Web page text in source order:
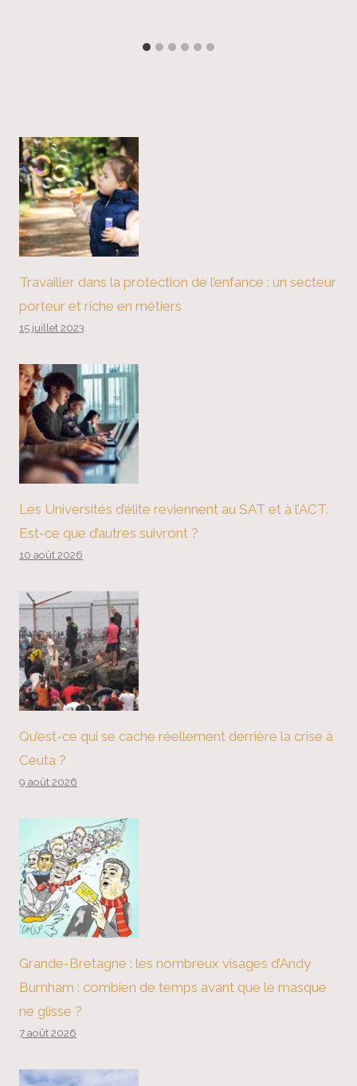
Travailler dans la protection de l’enfance : un secteur
porteur et riche en métiers
15 juillet 2023
Les Universités d’élite reviennent au SAT et à l’ACT.
Est-ce que d’autres suivront ?
10 août 2026
Qu’est-ce qui se cache réellement derrière la crise à
Ceuta ?
9 août 2026
Grande-Bretagne : les nombreux visages d’Andy
Burnham : combien de temps avant que le masque
ne glisse ?
7 août 2026